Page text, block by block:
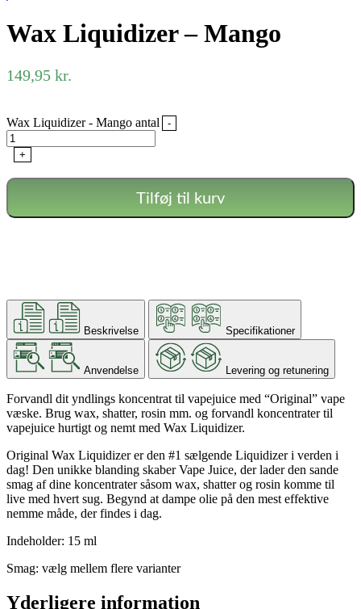
Wax Liquidizer – Mango
149,95 kr.
Wax Liquidizer - Mango antal -
+
Tilføj til kurv
Beskrivelse Specifikationer
Anvendelse Levering og retunering
Forvandl dit yndlings koncentrat til vapejuice med “Original” vape
væske. Brug wax, shatter, rosin mm. og forvandl koncentrater til
vapejuice hurtigt og nemt med Wax Liquidizer.
Original Wax Liquidizer er den #1 sælgende Liquidizer i verden i
dag! Den unikke blanding skaber Vape Juice, der lader den sande
smag af dine koncentrater såsom wax, shatter og rosin komme til
live med hvert sug. Begynd at dampe olie på den mest effektive
nemme måde, der findes i dag.
Indeholder: 15 ml
Smag: vælg mellem flere varianter
Yderligere information